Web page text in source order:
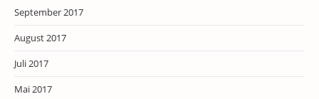
September 2017
August 2017
Juli 2017
Mai 2017